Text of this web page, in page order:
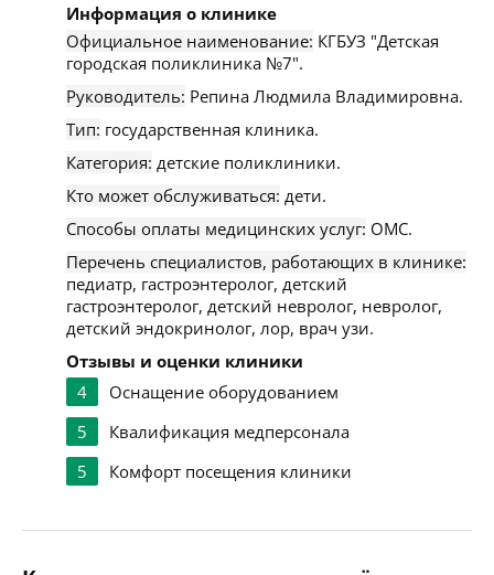
Информация о клинике
Официальное наименование: КГБУЗ "Детская
городская поликлиника №7".
Руководитель: Репина Людмила Владимировна.
Тип: государственная клиника.
Категория: детские поликлиники.
Кто может обслуживаться: дети.
Способы оплаты медицинских услуг: ОМС.
Перечень специалистов, работающих в клинике:
педиатр, гастроэнтеролог, детский
гастроэнтеролог, детский невролог, невролог,
детский эндокринолог, лор, врач узи.
Отзывы и оценки клиники
4
Оснащение оборудованием
5
Квалификация медперсонала
5
Комфорт посещения клиники